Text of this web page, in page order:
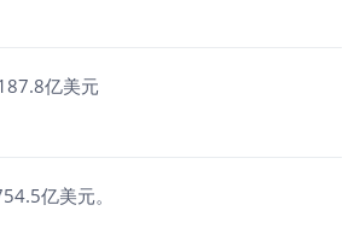
亿美元
亿美元。